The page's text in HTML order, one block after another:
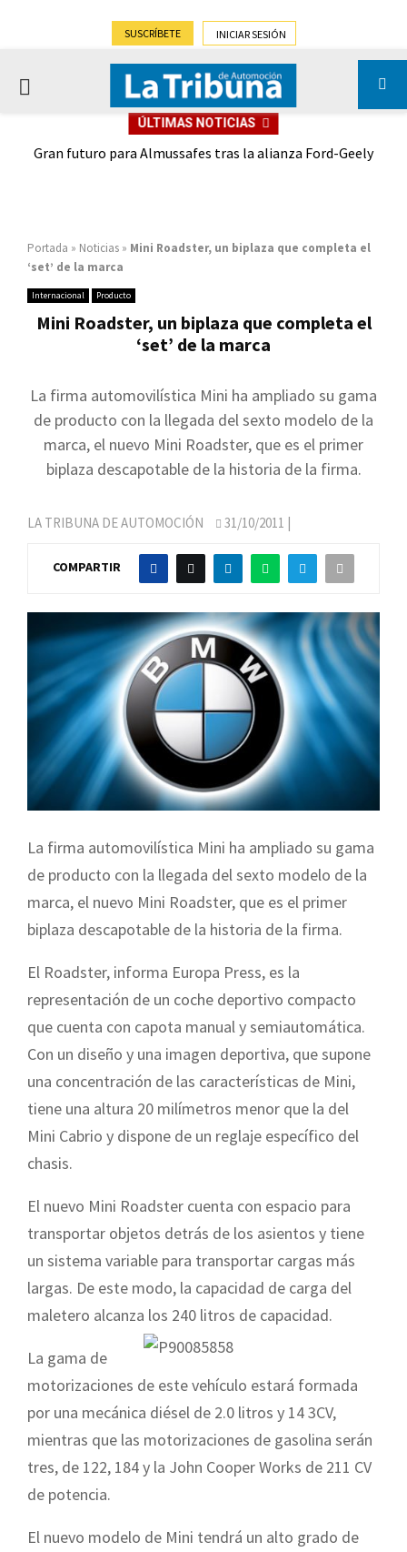
SUSCRÍBETE INICIAR SESIÓN
PRIMARY
ÚLTIMAS NOTICIAS
Gran futuro para Almussafes tras la alianza Ford-Geely
Portada » Noticias » Mini Roadster, un biplaza que completa el
‘set’ de la marca
Internacional Producto
Mini Roadster, un biplaza que completa el
‘set’ de la marca
La firma automovilística Mini ha ampliado su gama
de producto con la llegada del sexto modelo de la
marca, el nuevo Mini Roadster, que es el primer
biplaza descapotable de la historia de la firma.
LA TRIBUNA DE AUTOMOCIÓN 31/10/2011 |
COMPARTIR
La firma automovilística Mini ha ampliado su gama
de producto con la llegada del sexto modelo de la
marca, el nuevo Mini Roadster, que es el primer
biplaza descapotable de la historia de la firma.
El Roadster, informa Europa Press, es la
representación de un coche deportivo compacto
que cuenta con capota manual y semiautomática.
Con un diseño y una imagen deportiva, que supone
una concentración de las características de Mini,
tiene una altura 20 milímetros menor que la del
Mini Cabrio y dispone de un reglaje específico del
chasis.
El nuevo Mini Roadster cuenta con espacio para
transportar objetos detrás de los asientos y tiene
un sistema variable para transportar cargas más
largas. De este modo, la capacidad de carga del
maletero alcanza los 240 litros de capacidad.
La gama de
motorizaciones de este vehículo estará formada
por una mecánica diésel de 2.0 litros y 14 3CV,
mientras que las motorizaciones de gasolina serán
tres, de 122, 184 y la John Cooper Works de 211 CV
de potencia.
El nuevo modelo de Mini tendrá un alto grado de